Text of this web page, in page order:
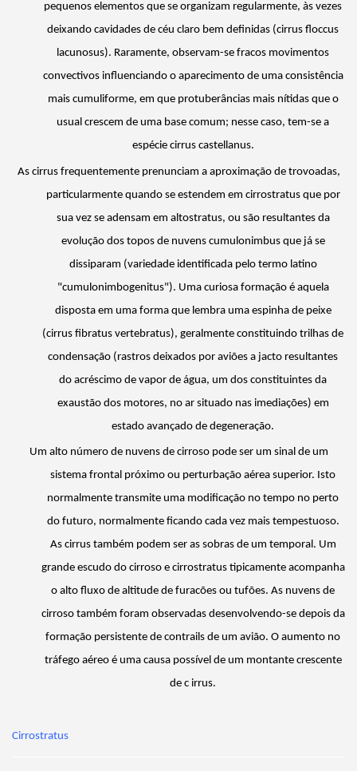
pequenos elementos que se organizam regularmente, às vezes
deixando cavidades de céu claro bem definidas (cirrusfloccus
lacunosus). Raramente, observam-se fracos movimentos
convectivos influenciando o aparecimento de uma consistência
mais cumuliforme, em que protuberâncias mais nítidas que o
usual crescem de uma base comum; nesse caso, tem-se a
espécie cirrus castellanus.
As cirrus frequentemente prenunciam a aproximação de trovoadas,
particularmente quando se estendem em cirrostratus que por
sua vez se adensam em altostratus, ou são resultantes da
evolução dos topos de nuvens cumulonimbusque já se
dissiparam (variedade identificada pelo termo latino
"cumulonimbogenitus"). Uma curiosa formação é aquela
disposta em uma forma que lembra uma espinha de peixe
(cirrusfibratus vertebratus), geralmente constituindo trilhas de
condensação (rastros deixados por aviões a jacto resultantes
do acréscimo de vapor de água, um dos constituintes da
exaustão dos motores, no ar situado nas imediações) em
estado avançado de degeneração.
Um alto número de nuvens de cirroso pode ser um sinal de um
sistema frontal próximo ou perturbação aérea superior. Isto
normalmente transmite uma modificação no tempo no perto
do futuro, normalmente ficando cada vez mais tempestuoso.
As cirrus também podem ser as sobras de um temporal. Um
grande escudo do cirroso e cirrostratustipicamente acompanha
o alto fluxo de altitude de furacões ou tufões. As nuvens de
cirroso também foram observadas desenvolvendo-se depois da
formação persistente decontrails de um avião. O aumento no
tráfego aéreo é uma causa possível de um montante crescente
de c irrus.
Cirrostratus